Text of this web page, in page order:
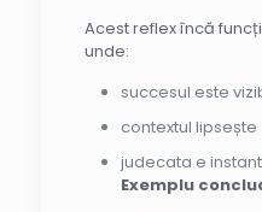
Acest reflex încă
unde:
succesul este
contextul lipsește
judecata e instant
Exemplu